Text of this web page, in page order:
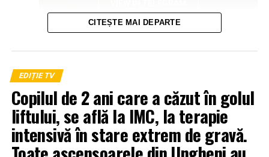
CITEȘTE MAI DEPARTE
EDIȚIE TV
Copilul de 2 ani care a căzut în golul
liftului, se află la IMC, la terapie
intensivă în stare extrem de gravă.